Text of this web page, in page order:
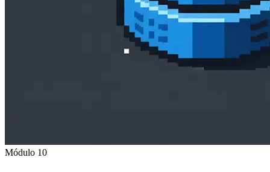
Módulo 10